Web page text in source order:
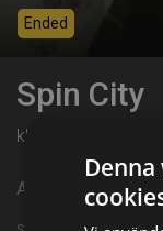
Ended
Spin City
kl. 16:30 på TV6
Amerikansk